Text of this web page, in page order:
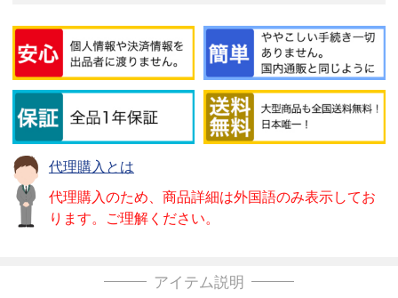
代理購入とは
代理購入のため、商品詳細は外国語のみ表示してお
ります。ご理解ください。
アイテム説明